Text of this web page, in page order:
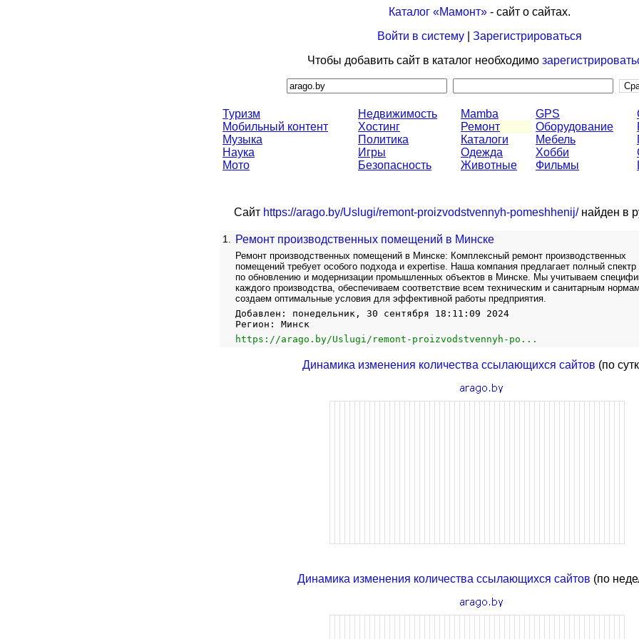
Каталог «Мамонт»- сайт о сайтах.
Войти в систему| Зарегистрироваться
Чтобы добавить сайт в каталог необходимо
Туризм
Мобильный контент
Музыка
Наука
Мото
Недвижимость
Хостинг
Политика
Игры
Безопасность
Mamba
Ремонт
Каталоги
Одежда
Животные
GPS
Оборудование
Мебель
Хобби
Фильмы
Сайт https://arago.by/Uslugi/remont-proizvodstvennyh-pomeshhenij/найден в
1. Ремонт производственных помещений в Минске
Ремонт производственных помещений в Минске: Комплексный ремонт производственных
помещений требует особого подхода и expertise. Наша компания предлагает полный спектр
по обновлению и модернизации промышленных объектов в Минске. Мы учитываем
каждого производства, обеспечиваем соответствие всем техническим и санитарным
создаем оптимальные условия для эффективной работы предприятия.
Добавлен: понедельник, 30 сентября 18:11:09 2024
Регион: Минск
https://arago.by/Uslugi/remont-proizvodstvennyh-po...
Динамика изменения количества ссылающихся сайтов (по
Динамика изменения количества ссылающихся сайтов (по